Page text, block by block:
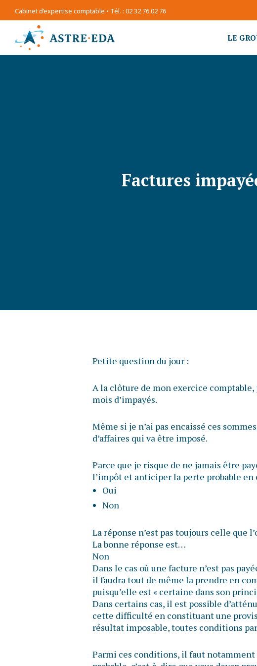
Cabinet d’expertise comptable • Tél. : 02 32 76 02 76
LE
Factures
Petite question du jour :
A la clôture de mon exercice
mois d’impayés.
Même si je n’ai pas encaissé ces
d’affaires qui va être imposé.
Parce que je risque de ne jamais être
l’impôt et anticiper la perte probable
Oui
Non
La réponse n’est pas toujours celle que
La bonne réponse est…
Non
Dans le cas où une facture n’est pas
il faudra tout de même la prendre en
puisqu’elle est « certaine dans son
Dans certains cas, il est possible
cette difficulté en constituant une
résultat imposable, toutes conditions
Parmi ces conditions, il faut